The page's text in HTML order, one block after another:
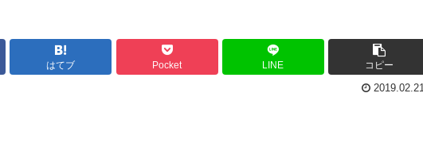
はてブ Pocket LINE コピー
2019.02.21